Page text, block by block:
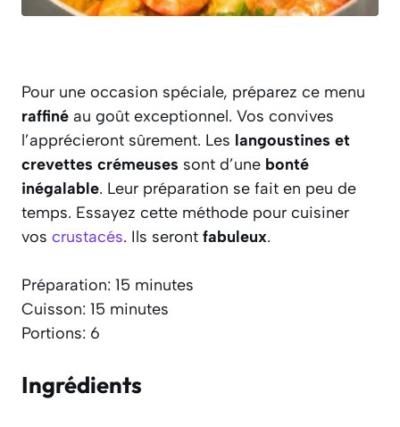
Pour une occasion spéciale, préparez ce menu
raffiné au goût exceptionnel. Vos convives
l’apprécieront sûrement. Les langoustines et
crevettes crémeuses sont d’une bonté
inégalable. Leur préparation se fait en peu de
temps. Essayez cette méthode pour cuisiner
vos crustacés. Ils seront fabuleux.
Préparation: 15 minutes
Cuisson: 15 minutes
Portions: 6
Ingrédients